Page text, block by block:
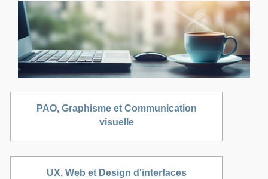
PAO, Graphisme et Communication
visuelle
UX, Web et Design d'interfaces